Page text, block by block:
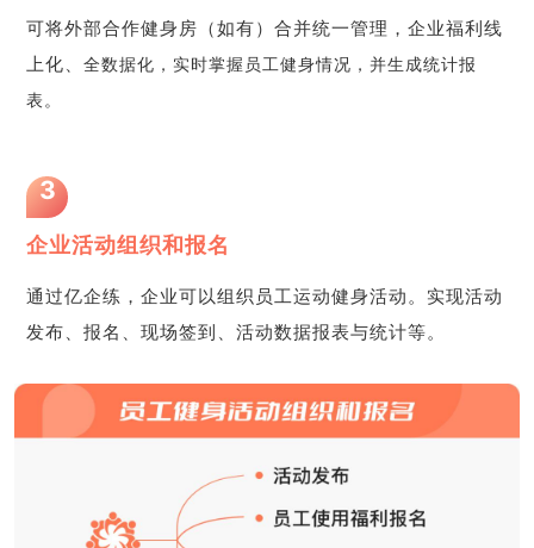
可将外部合作健身房（如有）合并统一管理，企业福利线
上化、 全数据化，实时掌握员工健身情况，并生成统计报
表。
3
企业活动组织和报名
通过亿企练，企业可以组织员工运动健身活动。实现活动
发布、报名、现场签到、活动数据报表与统计等。